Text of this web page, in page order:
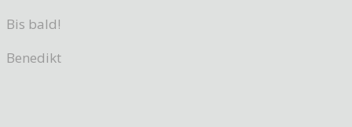
Bis bald!
Benedikt